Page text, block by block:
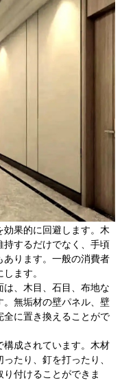
効果的に回避します。木
するだけでなく、手頃
ります。一般の消費者
ます。
、木目、石目、布地な
無垢材の壁パネル、壁
に置き換えることがで
構成されています。木材
たり、釘を打ったり、
付けることができま